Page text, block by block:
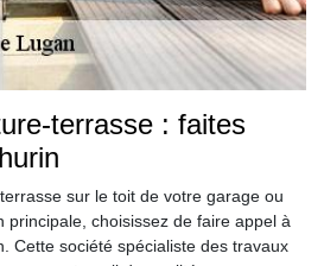
terrasse : faites
sur le toit de votre garage ou
principale, choisissez de faire appel à
Cette société spécialiste des travaux